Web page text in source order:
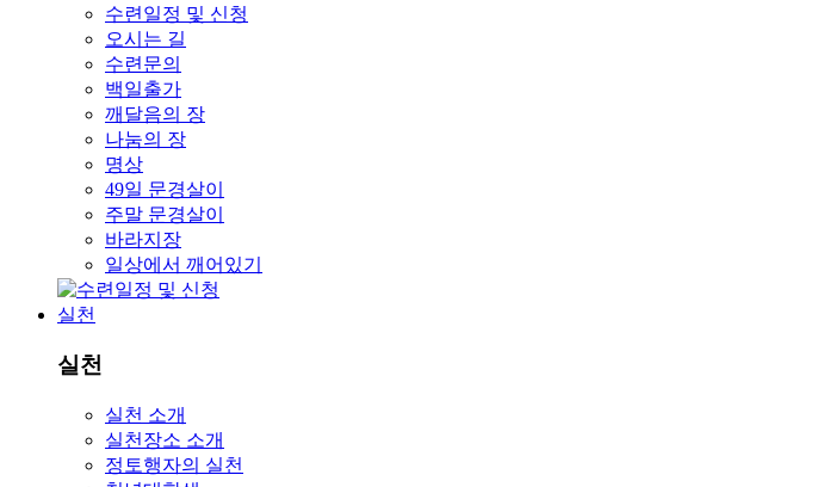
수련일정 및 신청
오시는 길
수련문의
백일출가
깨달음의 장
나눔의 장
명상
49일 문경살이
주말 문경살이
바라지장
일상에서 깨어있기
실천
실천
실천 소개
실천장소 소개
정토행자의 실천